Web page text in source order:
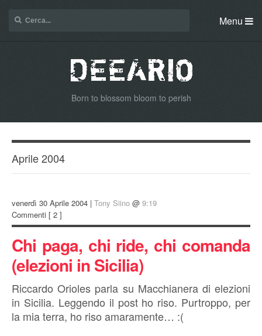
Menu
Born to blossom bloom to perish
Aprile 2004
venerdì 30 Aprile 2004 | Tony Siino @ 9:19
Commenti [ 2 ]
Chi paga, chi ride, chi comanda
(elezioni in Sicilia)
Riccardo Orioles parla su Macchianera di elezioni
in Sicilia. Leggendo il post ho riso. Purtroppo, per
la mia terra, ho riso amaramente… :(